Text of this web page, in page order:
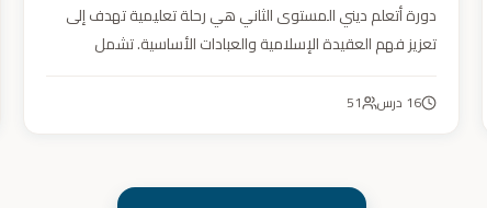
دورة أتعلم ديني المستوى الثاني هي رحلة تعليمية تهدف إلى
تعزيز فهم العقيدة الإسلامية والعبادات الأساسية. تشمل
زرع القيم والمبادئ وتربية أبنائنا تربية إيمانية وأخلاقية وعلمية
16 درس 51